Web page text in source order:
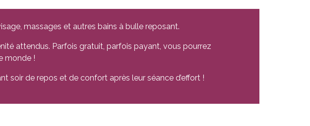
massages et autres bains à bulle reposant.
attendus. Parfois gratuit, parfois payant, vous pourrez
monde !
soir de repos et de confort après leur séance d’effort !